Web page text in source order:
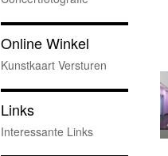
Online Winkel
Kunstkaart Versturen
Links
Interessante Links